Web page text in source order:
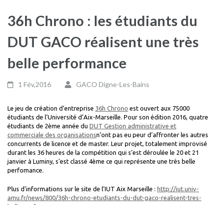
36h Chrono : les étudiants du
DUT GACO réalisent une très
belle performance
1 Fév,2016 GACO Digne-Les-Bains
Le jeu de création d’entreprise 36h Chrono est ouvert aux 75000
étudiants de l’Université d’Aix-Marseille. Pour son édition 2016, quatre
étudiants de 2ème année du DUT Gestion administrative et
commerciale des organisationsn’ont pas eu peur d’affronter les autres
concurrents de licence et de master. Leur projet, totalement improvisé
durant les 36 heures de la compétition qui s’est déroulée le 20 et 21
janvier à Luminy, s’est classé 4ème ce qui représente une très belle
perfomance.
Plus d’informations sur le site de l’IUT Aix Marseille : http://iut.univ-
amu.fr/news/800/36h-chrono-etudiants-du-dut-gaco-realisent-tres-